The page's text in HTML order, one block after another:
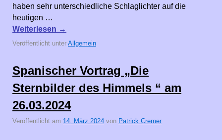
haben sehr unterschiedliche Schlaglichter auf die
heutigen …
Weiterlesen →
Veröffentlicht unter Allgemein
Spanischer Vortrag „Die
Sternbilder des Himmels “ am
26.03.2024
Veröffentlicht am 14. März 2024 von Patrick Cremer